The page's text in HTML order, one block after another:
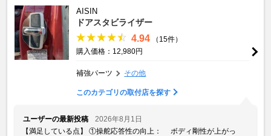
AISIN
ドアスタビライザー
4.94
（15件）
購入価格：12,980円
補強パーツ その他
このカテゴリの取付店を探す
ユーザーの最新投稿
2026年8月1日
【満足している点】 ①操舵応答性の向上： ボディ剛性が上がっ